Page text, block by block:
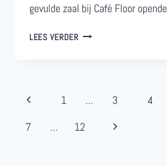
gevulde zaal bij Café Floor
LEES VERDERGESLAAGDE
Paginanavigatie
Vorige
pagina
1 … 3 4
7
… 12
Volgende